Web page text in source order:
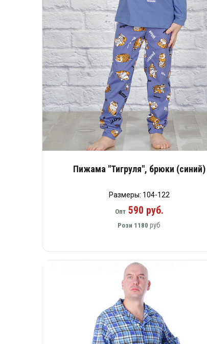
Пижама "Тигруля", брюки (синий)
Размеры: 104-122
Опт590 руб.
Розн 1180 руб